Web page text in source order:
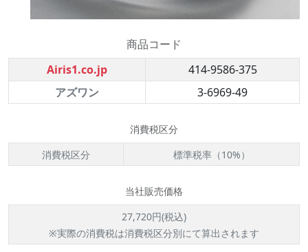
商品コード
Airis1.co.jp
414-9586-375
アズワン
3-6969-49
消費税区分
消費税区分
標準税率（10%）
当社販売価格
27,720円(税込)
※実際の消費税は消費税区分別にて算出されます